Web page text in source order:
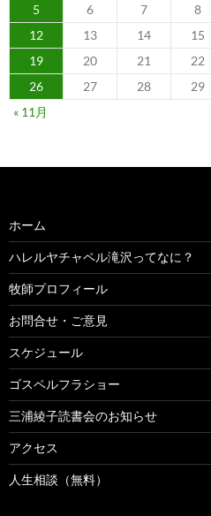
5
6 7 8
12
13 14 15
19
20 21 22
26
27 28 29
« 11月
ホーム
ハレルヤチャペル滝沢ってなに？
牧師プロフィール
お問合せ・ご意見
スケジュール
ゴスペルフラショー
三浦綾子読書会のお知らせ
アクセス
人生相談（無料）